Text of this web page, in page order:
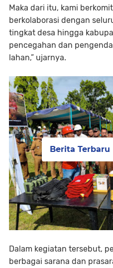
Maka dari itu, kami
berkolaborasi dengan
tingkat desa hingga
pencegahan dan
lahan,” ujarnya.
Dalam kegiatan tersebut,
berbagai sarana dan
Berita Terbaru